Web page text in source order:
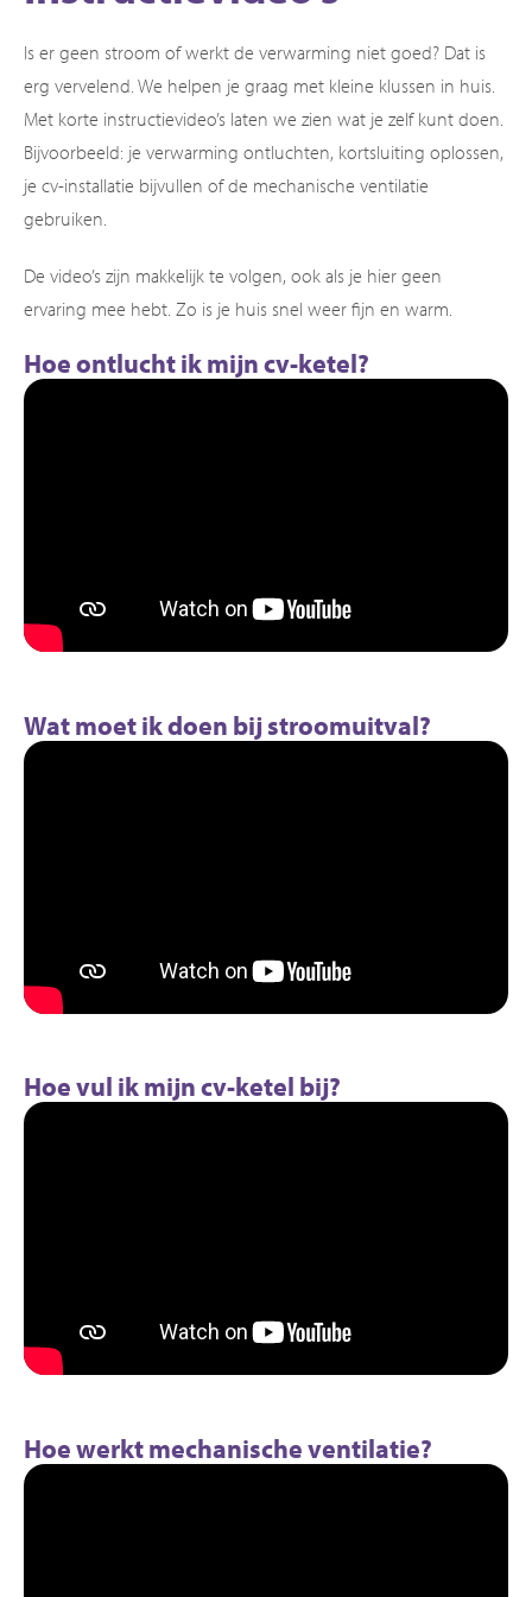
Is er geen stroom of werkt de verwarming niet goed? Dat is
erg vervelend. We helpen je graag met kleine klussen in huis.
Met korte instructievideo’s laten we zien wat je zelf kunt doen.
Bijvoorbeeld: je verwarming ontluchten, kortsluiting oplossen,
je cv-installatie bijvullen of de mechanische ventilatie
gebruiken.
De video’s zijn makkelijk te volgen, ook als je hier geen
ervaring mee hebt. Zo is je huis snel weer fijn en warm.
Hoe ontlucht ik mijn cv-ketel?
Wat moet ik doen bij stroomuitval?
Hoe vul ik mijn cv-ketel bij?
Hoe werkt mechanische ventilatie?